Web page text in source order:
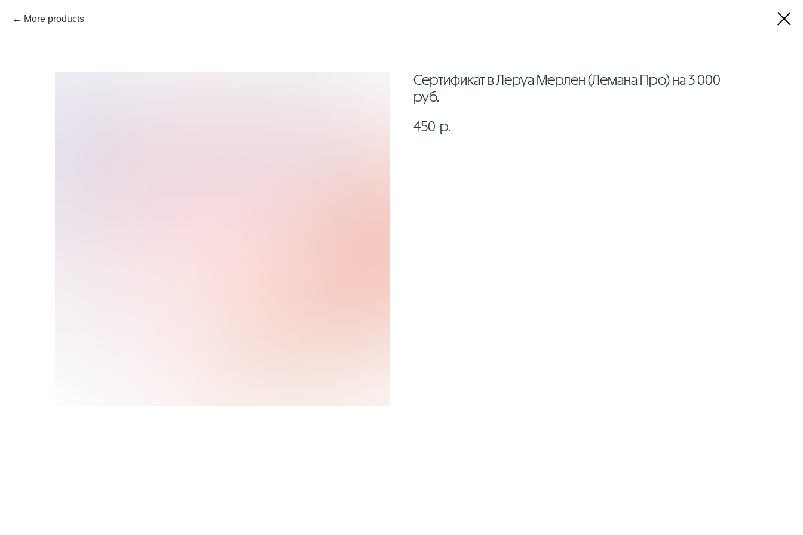
More products
Сертификат в Леруа Мерлен (Лемана Про) на 3 000
руб.
450 р.